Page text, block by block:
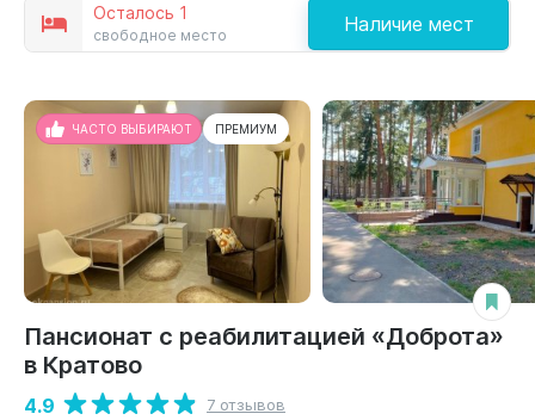
Осталось 1
свободное место Наличие мест
ЧАСТО ВЫБИРАЮТ ПРЕМИУМ
Пансионат с реабилитацией «Доброта»
в Кратово
4.9
7 отзывов